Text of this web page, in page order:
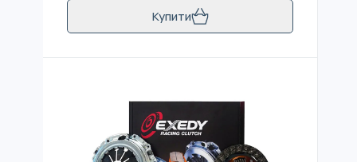
Купити